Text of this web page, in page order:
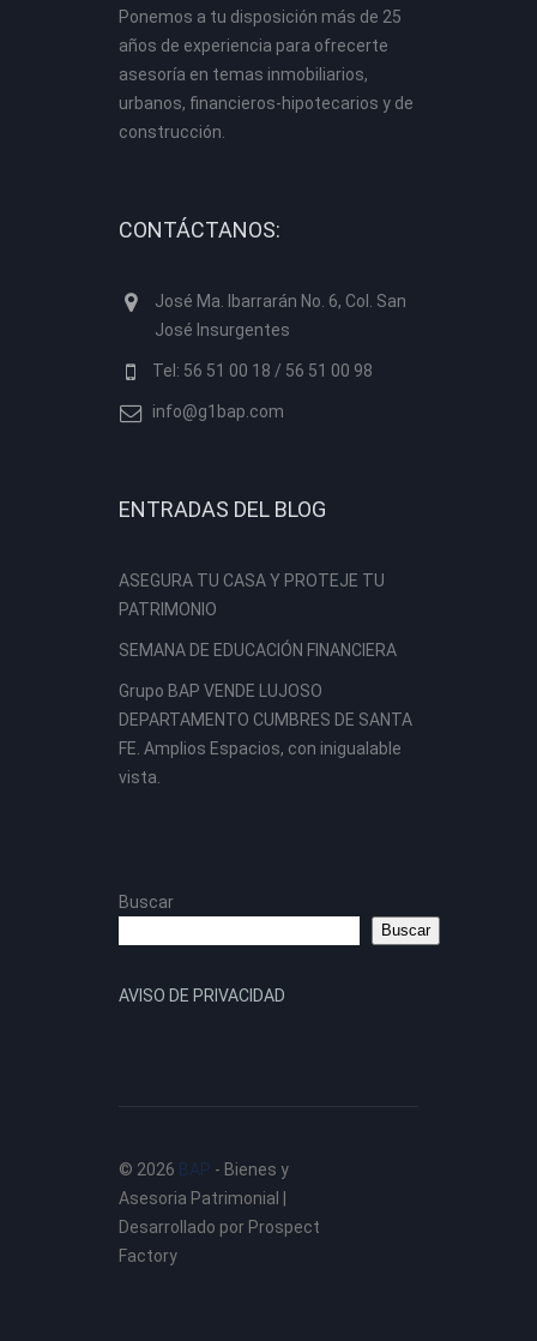
Ponemos a tu disposición más de 25
años de experiencia para ofrecerte
asesoría en temas inmobiliarios,
urbanos, financieros-hipotecarios y de
construcción.
CONTÁCTANOS:
José Ma. Ibarrarán No. 6, Col. San
José Insurgentes
Tel: 56 51 00 18 / 56 51 00 98
info@g1bap.com
ENTRADAS DEL BLOG
ASEGURA TU CASA Y PROTEJE TU
PATRIMONIO
SEMANA DE EDUCACIÓN FINANCIERA
Grupo BAP VENDE LUJOSO
DEPARTAMENTO CUMBRES DE SANTA
FE. Amplios Espacios, con inigualable
vista.
Buscar
Buscar
AVISO DE PRIVACIDAD
© 2026 BAP ‐ Bienes y
Asesoria Patrimonial |
Desarrollado por Prospect
Factory